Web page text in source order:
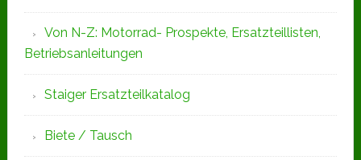
Von N-Z: Motorrad- Prospekte, Ersatzteillisten,
Betriebsanleitungen
Staiger Ersatzteilkatalog
Biete / Tausch